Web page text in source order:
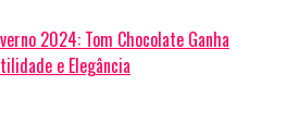
2024: Tom Chocolate Ganha
e Elegância